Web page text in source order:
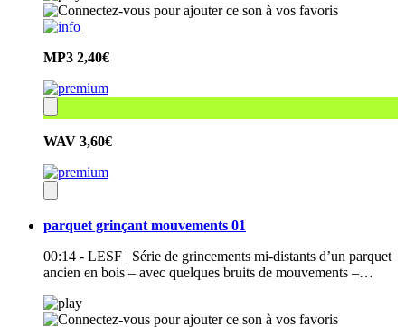
MP3 2,40€
WAV 3,60€
parquet grinçant mouvements 01
00:14 - LESF | Série de grincements mi-distants d’un parquet
ancien en bois – avec quelques bruits de mouvements –…